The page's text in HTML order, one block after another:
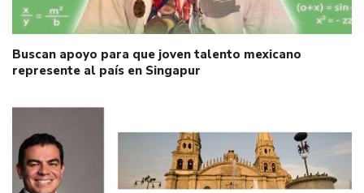
Buscan apoyo para que joven talento mexicano
represente al país en Singapur